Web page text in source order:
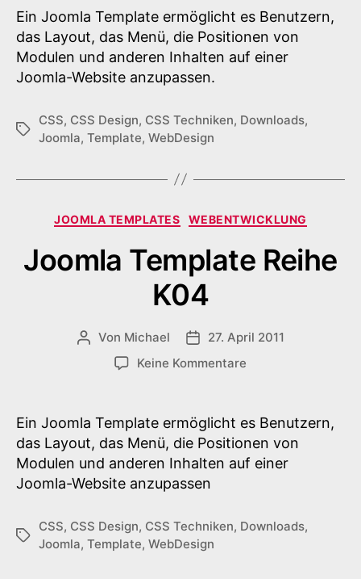
Reihe
K17
Ein Joomla Template ermöglicht es Benutzern,
das Layout, das Menü, die Positionen von
Modulen und anderen Inhalten auf einer
Joomla-Website anzupassen.
Schlagwörter
CSS, CSS Design, CSS Techniken, Downloads,
Joomla, Template, WebDesign
Kategorien
JOOMLA TEMPLATES WEBENTWICKLUNG
Joomla Template Reihe
K04
Beitragsautor
Von Michael Veröffentlichungsdatum
27. April 2011
Keine Kommentare
Reihe
K04
Ein Joomla Template ermöglicht es Benutzern,
das Layout, das Menü, die Positionen von
Modulen und anderen Inhalten auf einer
Joomla-Website anzupassen
Schlagwörter
CSS, CSS Design, CSS Techniken, Downloads,
Joomla, Template, WebDesign